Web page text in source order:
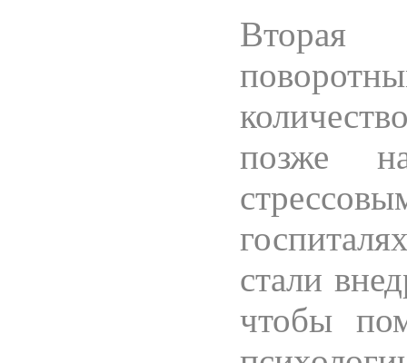
Вторая
позже
стали
чтобы